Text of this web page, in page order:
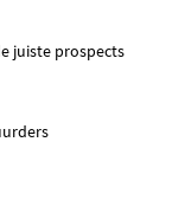
juiste prospects